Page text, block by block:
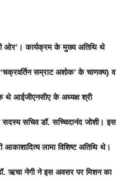
ओर’। कार्यक्रम के मुख्य अतिथि थे
‘चक्रवर्तिन सम्राट अशोक’ के चाणक्य) व
थे आईजीएनसीए के अध्यक्ष श्री
सचिव डॉ. सच्चिदानंद जोशी। इस
लामा विशिष्ट अतिथि थे।
ऋचा नेगी ने इस अवसर पर मिशन का